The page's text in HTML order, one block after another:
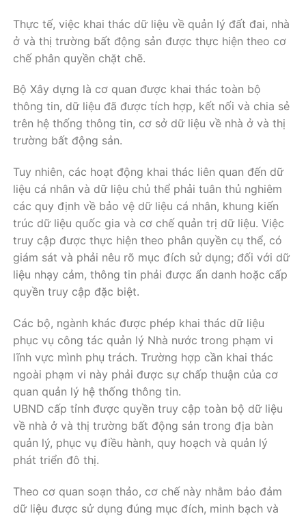
Thực tế, việc khai thác dữ liệu về quản lý đất đai, nhà
ở và thị trường bất động sản được thực hiện theo cơ
chế phân quyền chặt chẽ.
Bộ Xây dựng là cơ quan được khai thác toàn bộ
thông tin, dữ liệu đã được tích hợp, kết nối và chia sẻ
trên hệ thống thông tin, cơ sở dữ liệu về nhà ở và thị
trường bất động sản.
Tuy nhiên, các hoạt động khai thác liên quan đến dữ
liệu cá nhân và dữ liệu chủ thể phải tuân thủ nghiêm
các quy định về bảo vệ dữ liệu cá nhân, khung kiến
trúc dữ liệu quốc gia và cơ chế quản trị dữ liệu. Việc
truy cập được thực hiện theo phân quyền cụ thể, có
giám sát và phải nêu rõ mục đích sử dụng; đối với dữ
liệu nhạy cảm, thông tin phải được ẩn danh hoặc cấp
quyền truy cập đặc biệt.
Các bộ, ngành khác được phép khai thác dữ liệu
phục vụ công tác quản lý Nhà nước trong phạm vi
lĩnh vực mình phụ trách. Trường hợp cần khai thác
ngoài phạm vi này phải được sự chấp thuận của cơ
quan quản lý hệ thống thông tin.
UBND cấp tỉnh được quyền truy cập toàn bộ dữ liệu
về nhà ở và thị trường bất động sản trong địa bàn
quản lý, phục vụ điều hành, quy hoạch và quản lý
phát triển đô thị.
Theo cơ quan soạn thảo, cơ chế này nhằm bảo đảm
dữ liệu được sử dụng đúng mục đích, minh bạch và